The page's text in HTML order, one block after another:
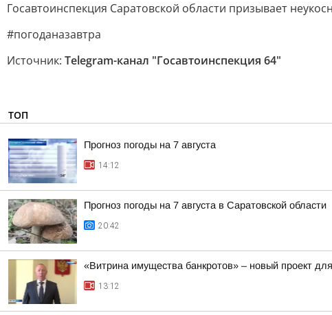
Госавтоинспекция Саратовской области призывает
#погоданазавтра
Источник: Telegram-канал "Госавтоинспекция 64"
ТОП
Прогноз погоды на 7 августа
14:12
Прогноз погоды на 7 августа в Саратовской области
20:42
«Витрина имущества банкротов» – новый проект
13:12